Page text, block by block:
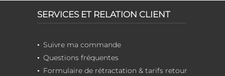
SERVICES ET RELATION CLIENT
Suivre ma commande
Questions fréquentes
Formulaire de rétractation & tarifs retour